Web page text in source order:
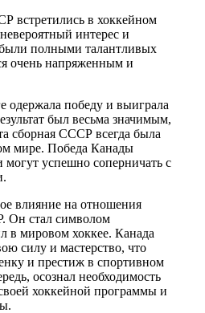
встретились в хоккейном
интерес и
полными талантливых
очень напряженным и
одержала победу и выиграла
был весьма значимым,
сборная СССР всегда была
мире. Победа Канады
могут успешно соперничать с
влияние на отношения
Он стал символом
в мировом хоккее. Канада
силу и мастерство, что
и престиж в спортивном
осознал необходимость
хоккейной программы и